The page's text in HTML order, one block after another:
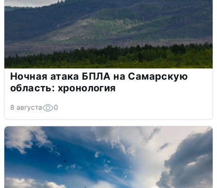
Ночная атака БПЛА на Самарскую
область: хронология
8 августа 0